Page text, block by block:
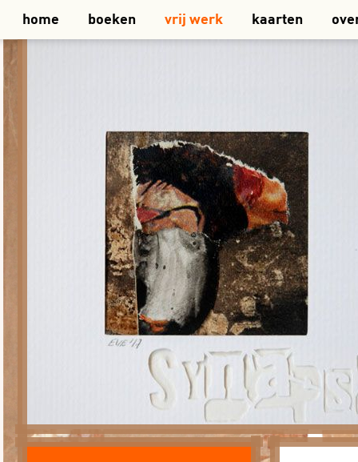
home boeken vrij werk kaarten